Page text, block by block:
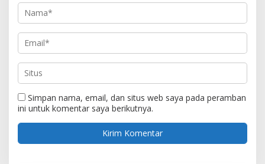
Simpan nama, email, dan situs web saya pada peramban
ini untuk komentar saya berikutnya.